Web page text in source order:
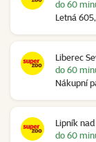
Letná
do 60
Liberec
Nákupní
do 60
Lipník
do 60